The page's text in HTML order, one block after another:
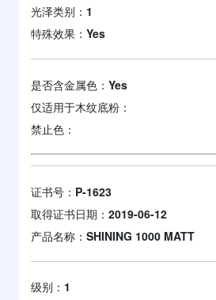
光泽类别： 1
特殊效果： Yes
是否含金属色： Yes
仅适用于木纹底粉：
禁止色：
证书号： P-1623
取得证书日期： 2019-06-12
产品名称： SHINING 1000 MATT
级别： 1